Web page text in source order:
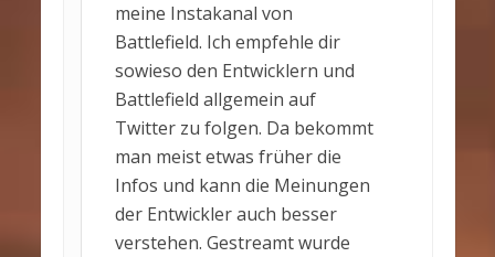
meine Instakanal von
Battlefield. Ich empfehle dir
sowieso den Entwicklern und
Battlefield allgemein auf
Twitter zu folgen. Da bekommt
man meist etwas früher die
Infos und kann die Meinungen
der Entwickler auch besser
verstehen. Gestreamt wurde